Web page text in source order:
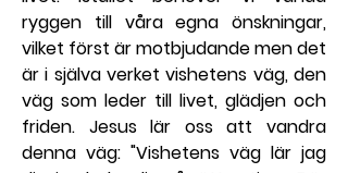
ryggen till våra egna önskningar,
vilket först är motbjudande men det
är i själva verket vishetens väg, den
väg som leder till livet, glädjen och
friden. Jesus lär oss att vandra
denna väg: "Vishetens väg lär jag